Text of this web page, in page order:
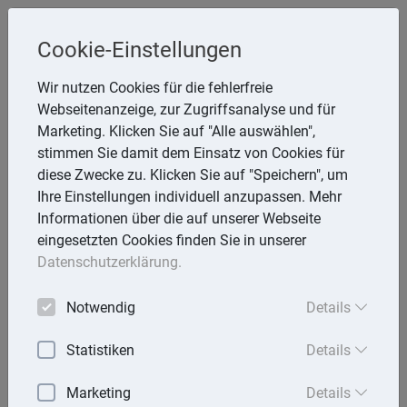
Melzer, StB
Storchsnest 6, 74535 Mainhardt
Telefon: 7903 7736
E-Mail:rathmann.melzer@t-online.de
Lexika
Volltext-Suche in den Lexika
Cookie-Einstellungen
Wir nutzen Cookies für die fehlerfreie
Webseitenanzeige, zur Zugriffsanalyse und für
Marketing. Klicken Sie auf "Alle auswählen",
stimmen Sie damit dem Einsatz von Cookies für
diese Zwecke zu. Klicken Sie auf "Speichern", um
Ihre Einstellungen individuell anzupassen. Mehr
Informationen über die auf unserer Webseite
eingesetzten Cookies finden Sie in unserer
Datenschutzerklärung.
Notwendig Details
Statistiken Details
Marketing Details